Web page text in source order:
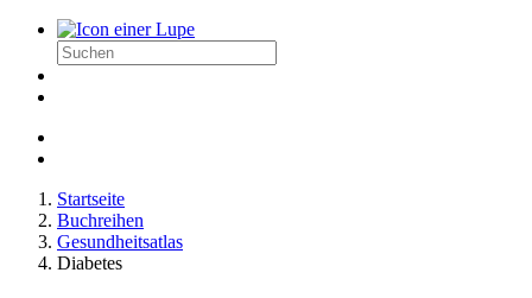
Startseite
Buchreihen
Gesundheitsatlas
Diabetes